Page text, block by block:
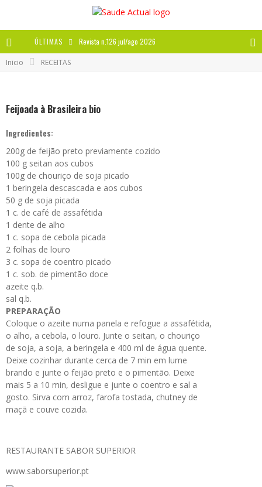
ÚLTIMAS Revista n.126 jul/ago 2026
A IMPORTÂNCIA DOS ANTIOXIDANTES
Inicio RECEITAS
Feijoada à Brasileira bio
Ingredientes:
200g de feijão preto previamente cozido
100 g seitan aos cubos
100g de chouriço de soja picado
1 beringela descascada e aos cubos
50 g de soja picada
1 c. de café de assafétida
1 dente de alho
1 c. sopa de cebola picada
2 folhas de louro
3 c. sopa de coentro picado
1 c. sob. de pimentão doce
azeite q.b.
sal q.b.
PREPARAÇÃO
Coloque o azeite numa panela e refogue a assafétida,
o alho, a cebola, o louro. Junte o seitan, o chouriço
de soja, a soja, a beringela e 400 ml de água quente.
Deixe cozinhar durante cerca de 7 min em lume
brando e junte o feijão preto e o pimentão. Deixe
mais 5 a 10 min, desligue e junte o coentro e sal a
gosto. Sirva com arroz, farofa tostada, chutney de
maçã e couve cozida.
RESTAURANTE SABOR SUPERIOR
www.saborsuperior.pt